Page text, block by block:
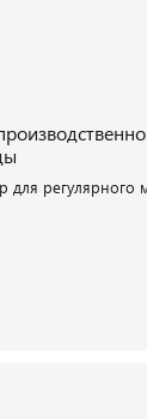
для регулярного